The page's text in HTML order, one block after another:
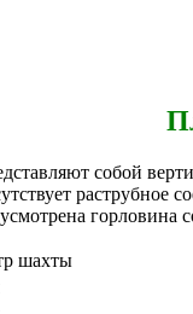
собой
раструбное
шахты